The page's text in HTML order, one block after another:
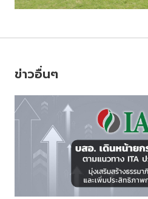
ข่าวอื่นๆ